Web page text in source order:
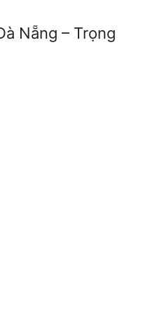
Nẵng – Trọng